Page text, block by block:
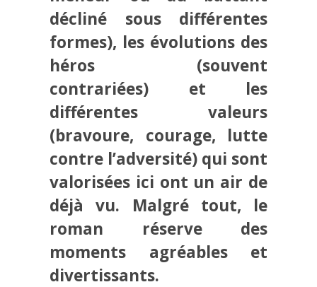
décliné sous différentes
formes), les évolutions des
héros (souvent
contrariées) et les
différentes valeurs
(bravoure, courage, lutte
contre l’adversité) qui sont
valorisées ici ont un air de
déjà vu. Malgré tout, le
roman réserve des
moments agréables et
divertissants.